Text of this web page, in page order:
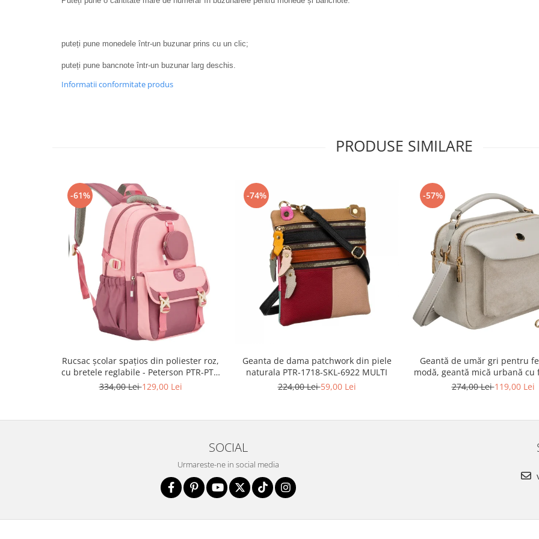
puteți pune monedele într-un buzunar prins cu un clic;
puteți pune bancnote într-un buzunar larg deschis.
Informatii conformitate produs
PRODUSE SIMILARE
-61%
Rucsac școlar spațios din poliester roz,
cu bretele reglabile - Peterson PTR-PTN
8610-1327 PINK
334,00 Lei129,00 Lei
-74%
Geanta de dama patchwork din piele
naturala PTR-1718-SKL-6922 MULTI
224,00 Lei59,00 Lei
-57%
Geantă de umăr gri pentru
modă, geantă mică urbană cu
piele ecologică - Peterson
274,00 Lei119,00 Lei
SOCIAL
Urmareste-ne in social media